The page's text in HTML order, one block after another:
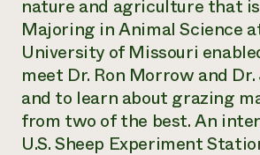
Historias de impacto
Informe de
impacto 2024
LEER EL INFORME
Latinos en la agricultura
Sistemas alimentarios locales
Agricultura urbana
Las mujeres en la agricultura
Evento anual de reciclaje de
Blog
Podcasts
Publicaciones
Cursos cortos
Vídeos
Donar
Donaciones planificadas
Boletín
Consultas de los medios de
nature and agriculture that
Majoring in Animal Science
University of Missouri
meet Dr. Ron Morrow and
and to learn about grazing
from two of the best. An
U.S. Sheep Experiment